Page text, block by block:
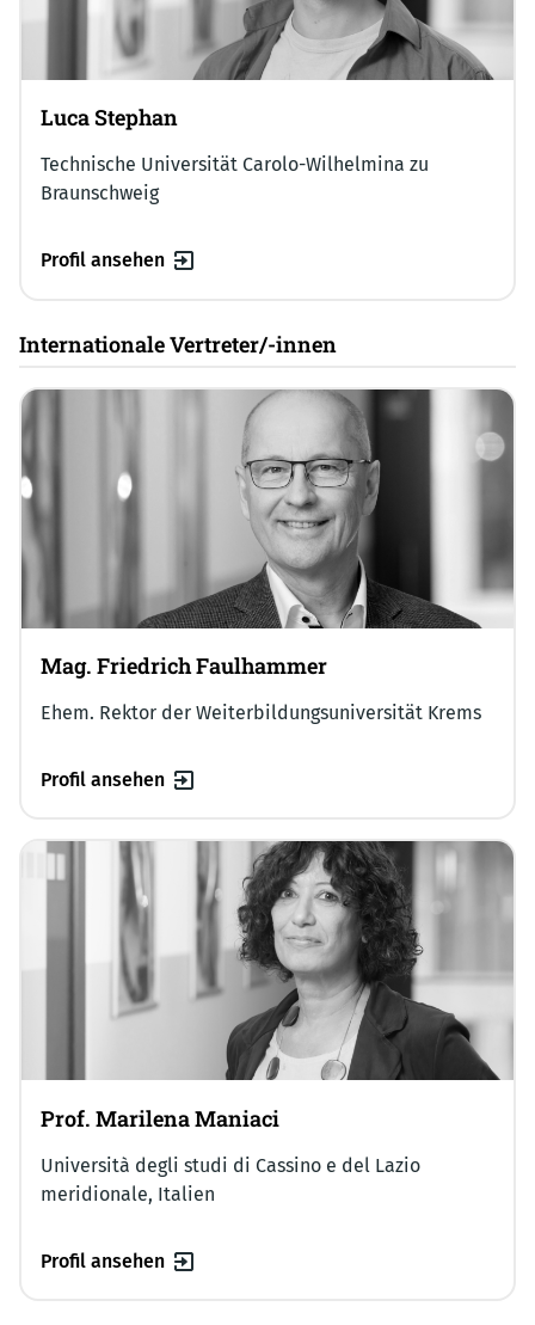
Luca Stephan
Technische Universität Carolo-Wilhelmina zu
Braunschweig
Profil ansehen
Internationale Vertreter/-innen
Mag. Friedrich Faulhammer
Ehem. Rektor der Weiterbildungsuniversität Krems
Profil ansehen
Prof. Marilena Maniaci
Università degli studi di Cassino e del Lazio
meridionale, Italien
Profil ansehen